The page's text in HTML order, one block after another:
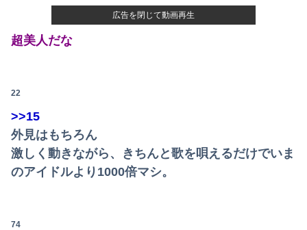
超美人だな
22
>>15
外見はもちろん
激しく動きながら、きちんと歌を唄えるだけでいま
のアイドルより1000倍マシ。
74
広告を閉じて動画再生